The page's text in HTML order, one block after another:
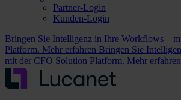
Partner-Login
Kunden-Login
Bringen Sie Intelligenz in Ihre Workflows –
Platform. Mehr erfahren Bringen Sie
mit der CFO Solution Platform. Mehr erfahren